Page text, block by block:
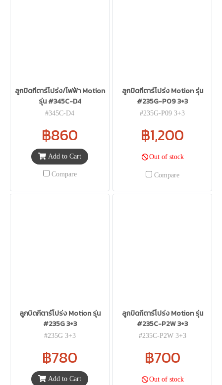
ลูกบิดกีตาร์โปร่ง/ไฟฟ้า Motion
รุ่น #345C-D4
#345C-D4
฿860
Add to Cart
Compare
ลูกบิดกีตาร์โปร่ง Motion รุ่น
#235G-P09 3+3
#235G-P09 3+3
฿1,200
Out of stock
Compare
ลูกบิดกีตาร์โปร่ง Motion รุ่น
#235G 3+3
#235G 3+3
฿780
Add to Cart
ลูกบิดกีตาร์โปร่ง Motion รุ่น
#235C-P2W 3+3
#235C-P2W 3+3
฿700
Out of stock